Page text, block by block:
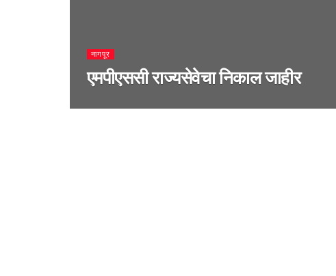
नागपूर
एमपीएससी राज्यसेवेचा निकाल जाहीर